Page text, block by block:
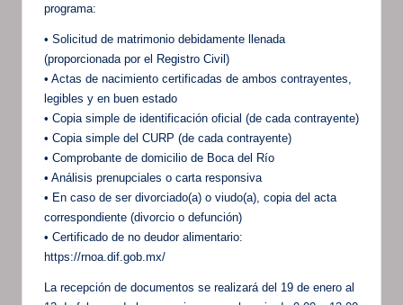
programa:
• Solicitud de matrimonio debidamente llenada
(proporcionada por el Registro Civil)
• Actas de nacimiento certificadas de ambos contrayentes,
legibles y en buen estado
• Copia simple de identificación oficial (de cada contrayente)
• Copia simple del CURP (de cada contrayente)
• Comprobante de domicilio de Boca del Río
• Análisis prenupciales o carta responsiva
• En caso de ser divorciado(a) o viudo(a), copia del acta
correspondiente (divorcio o defunción)
• Certificado de no deudor alimentario:
https://rnoa.dif.gob.mx/
La recepción de documentos se realizará del 19 de enero al